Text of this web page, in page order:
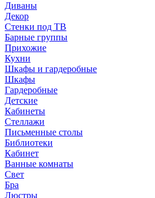
Диваны
Декор
Стенки под ТВ
Барные группы
Прихожие
Кухни
Шкафы и гардеробные
Шкафы
Гардеробные
Детские
Кабинеты
Стеллажи
Письменные столы
Библиотеки
Кабинет
Ванные комнаты
Свет
Бра
Люстры